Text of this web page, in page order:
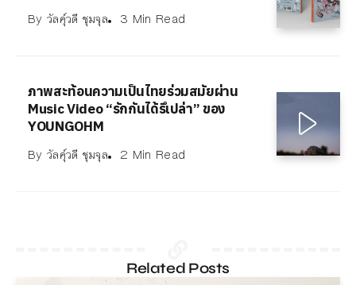
By วัลคุ์วดี ชุมจุล 3 Min Read
ภาพสะท้อนความเป็นไทยร่วมสมัยผ่าน
Music Video “รักกันได้รึเปล่า” ของ
YOUNGOHM
By วัลคุ์วดี ชุมจุล 2 Min Read
Related Posts